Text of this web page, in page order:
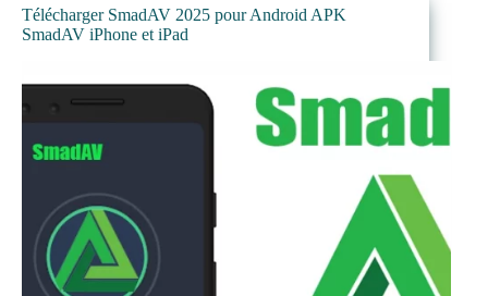
Télécharger SmadAV 2025 pour Android APK
SmadAV iPhone et iPad